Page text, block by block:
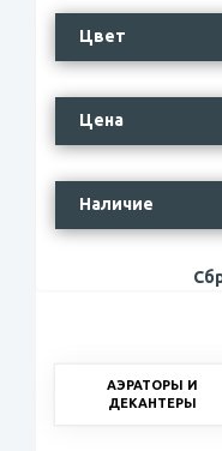
Цвет
Цена
Наличие
АЭРАТОРЫ И
ДЕКАНТЕРЫ